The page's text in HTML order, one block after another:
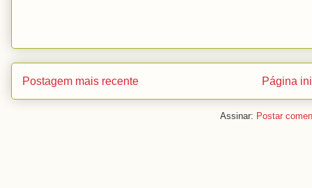
Postagem mais recente Página
Assinar: Postar